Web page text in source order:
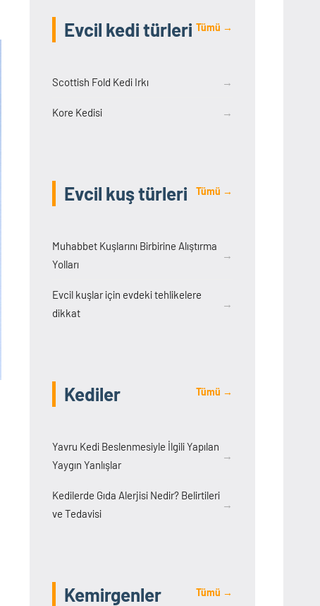
Evcil kedi türleri Tümü →
Scottish Fold Kedi Irkı →
Kore Kedisi →
Evcil kuş türleri Tümü →
Muhabbet Kuşlarını Birbirine Alıştırma
Yolları
→
Evcil kuşlar için evdeki tehlikelere
dikkat
→
Kediler Tümü →
Yavru Kedi Beslenmesiyle İlgili Yapılan
Yaygın Yanlışlar
→
Kedilerde Gıda Alerjisi Nedir? Belirtileri
ve Tedavisi
→
Kemirgenler Tümü →